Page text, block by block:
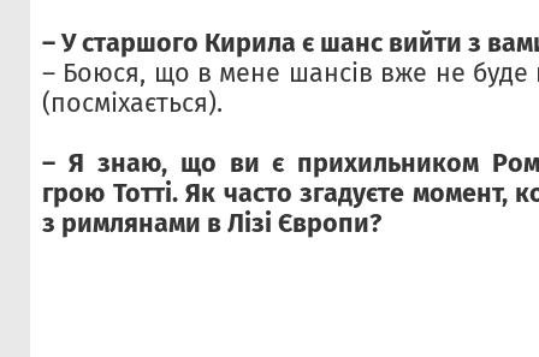
– У старшого Кирила є шанс вийти з
– Боюся, що в мене шансів вже не буде
(посміхається).
– Я знаю, що ви є прихильником
грою Тотті. Як часто згадуєте момент,
з римлянами в Лізі Європи?